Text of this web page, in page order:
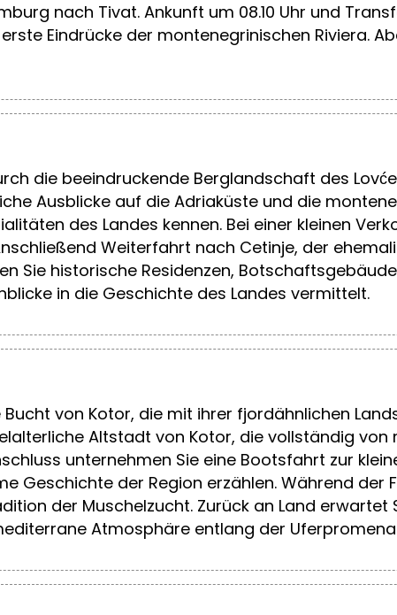
nach Tivat. Ankunft um 08.10 Uhr und
Eindrücke der montenegrinischen Riviera.
die beeindruckende Berglandschaft des
Ausblicke auf die Adriaküste und die
des Landes kennen. Bei einer kleinen
Weiterfahrt nach Cetinje, der
Sie historische Residenzen,
in die Geschichte des Landes vermittelt.
von Kotor, die mit ihrer fjordähnlichen
Altstadt von Kotor, die vollständig
unternehmen Sie eine Bootsfahrt zur
Geschichte der Region erzählen. Während
der Muschelzucht. Zurück an Land
Atmosphäre entlang der